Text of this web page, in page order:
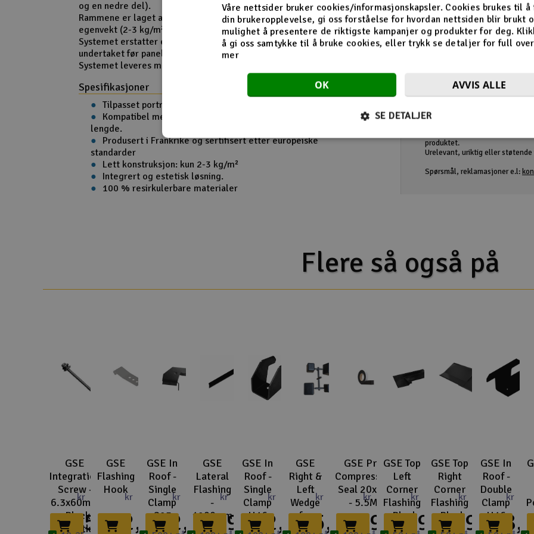
og en nedre del).
Rammene er laget av 100 % resirkulerbare materialer og har lav
egenvekt (2-3 kg/m²).
Systemet erstatter eksisterende taktekking og festes til lekter på
undertaket før panelene hektes på og låses med klemmer.
Systemet leveres med egne beslag rundt installasjonen.
Spesifikasjoner
Tilpasset portrettinstallasjon.
Kompatibel med panelstørrelser fra 1760mm til 1990mm
lengde.
Produsert i Frankrike og sertifisert etter europeiske
standarder
Lett konstruksjon: kun 2-3 kg/m²
Integrert og estetisk løsning.
100 % resirkulerbare materialer
Retningslinjer
Produktanmeldelser er ment
produktet.
Urelevant, uriktig eller
Spørsmål, reklamasjoner e.l:
Flere så også på
GSE
Integration
Screw -
6.3x60mm
- Black
100stk
kr
795,-
GSE
Flashing
Hook
kr
32,-
GSE In
Roof -
Single
Clamp
C23
EPDM -
kr
42,-
GSE
Lateral
Flashing
-
1290mm
Black
kr
399,-
GSE In
Roof -
Single
Clamp
H16
Steel -
kr
42,-
GSE
Right &
Left
Wedge
for
Simple
kr
35,-
GSE Pre
Compressed
Seal 20x40
- 5.5M
kr
299,-
GSE Top
Left
Corner
Flashing
- Black
kr
539,-
GSE Top
Right
Corner
Flashing
- Black
kr
549,-
GSE In
Roof -
Double
Clamp
H16
EPDM -
kr
58,-
Våre nettsider bruker cookies/informasjonskapsler. Cookies brukes til å
din brukeropplevelse, gi oss forståelse for hvordan nettsiden blir brukt
mulighet å presentere de riktigste kampanjer og produkter for deg.
å gi oss samtykke til å bruke cookies, eller trykk se detaljer for full
mer
OK AVVIS ALLE
SE DETALJER